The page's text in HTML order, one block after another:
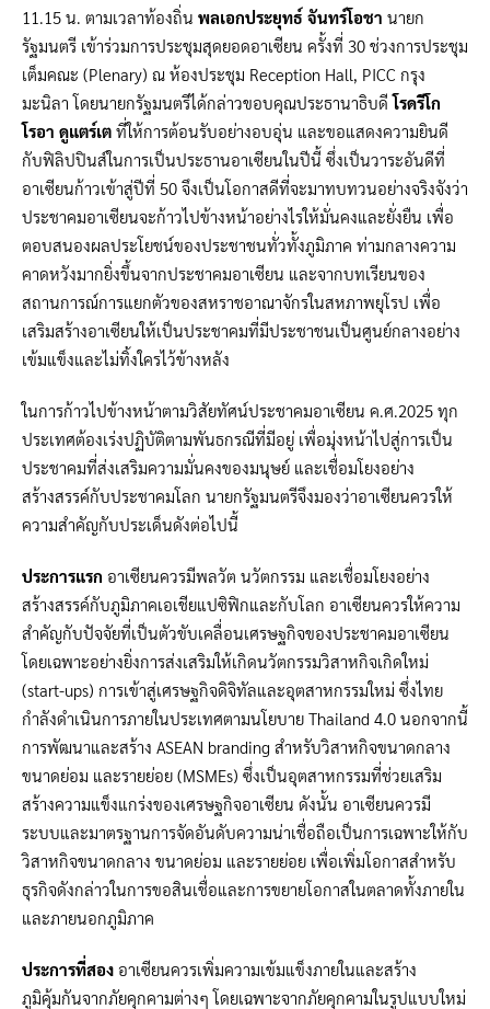
11.15 น. ตามเวลาท้องถิ่น พลเอกประยุทธ์ จันทร์โอชา นายก
รัฐมนตรี เข้าร่วมการประชุมสุดยอดอาเซียน ครั้งที่ 30 ช่วงการประชุม
เต็มคณะ (Plenary) ณ ห้องประชุม Reception Hall, PICC กรุง
มะนิลา โดยนายกรัฐมนตรีได้กล่าวขอบคุณประธานาธิบดีโรดรีโก
โรอา ดูแตร์เต ที่ให้การต้อนรับอย่างอบอุ่น และขอแสดงความยินดี
กับฟิลิปปินส์ในการเป็นประธานอาเซียนในปีนี้ ซึ่งเป็นวาระอันดีที่
อาเซียนก้าวเข้าสู่ปีที่ 50 จึงเป็นโอกาสดีที่จะมาทบทวนอย่างจริงจังว่า
ประชาคมอาเซียนจะก้าวไปข้างหน้าอย่างไรให้มั่นคงและยั่งยืน เพื่อ
ตอบสนองผลประโยชน์ของประชาชนทั่วทั้งภูมิภาค ท่ามกลางความ
คาดหวังมากยิ่งขึ้นจากประชาคมอาเซียน และจากบทเรียนของ
สถานการณ์การแยกตัวของสหราชอาณาจักรในสหภาพยุโรป เพื่อ
เสริมสร้างอาเซียนให้เป็นประชาคมที่มีประชาชนเป็นศูนย์กลางอย่าง
เข้มแข็งและไม่ทิ้งใครไว้ข้างหลัง
ในการก้าวไปข้างหน้าตามวิสัยทัศน์ประชาคมอาเซียน ค.ศ.2025 ทุก
ประเทศต้องเร่งปฏิบัติตามพันธกรณีที่มีอยู่ เพื่อมุ่งหน้าไปสู่การเป็น
ประชาคมที่ส่งเสริมความมั่นคงของมนุษย์ และเชื่อมโยงอย่าง
สร้างสรรค์กับประชาคมโลก นายกรัฐมนตรีจึงมองว่าอาเซียนควรให้
ความสำคัญกับประเด็นดังต่อไปนี้
ประการแรก อาเซียนควรมีพลวัต นวัตกรรม และเชื่อมโยงอย่าง
สร้างสรรค์กับภูมิภาคเอเชียแปซิฟิกและกับโลก อาเซียนควรให้ความ
สำคัญกับปัจจัยที่เป็นตัวขับเคลื่อนเศรษฐกิจของประชาคมอาเซียน
โดยเฉพาะอย่างยิ่งการส่งเสริมให้เกิดนวัตกรรมวิสาหกิจเกิดใหม่
(start-ups) การเข้าสู่เศรษฐกิจดิจิทัลและอุตสาหกรรมใหม่ ซึ่งไทย
กำลังดำเนินการภายในประเทศตามนโยบาย Thailand 4.0 นอกจากนี้
การพัฒนาและสร้าง ASEAN branding สำหรับวิสาหกิจขนาดกลาง
ขนาดย่อม และรายย่อย (MSMEs) ซึ่งเป็นอุตสาหกรรมที่ช่วยเสริม
สร้างความแข็งแกร่งของเศรษฐกิจอาเซียน ดังนั้น อาเซียนควรมี
ระบบและมาตรฐานการจัดอันดับความน่าเชื่อถือเป็นการเฉพาะให้กับ
วิสาหกิจขนาดกลาง ขนาดย่อม และรายย่อย เพื่อเพิ่มโอกาสสำหรับ
ธุรกิจดังกล่าวในการขอสินเชื่อและการขยายโอกาสในตลาดทั้งภายใน
และภายนอกภูมิภาค
ประการที่สอง อาเซียนควรเพิ่มความเข้มแข็งภายในและสร้าง
ภูมิคุ้มกันจากภัยคุกคามต่างๆ โดยเฉพาะจากภัยคุกคามในรูปแบบใหม่